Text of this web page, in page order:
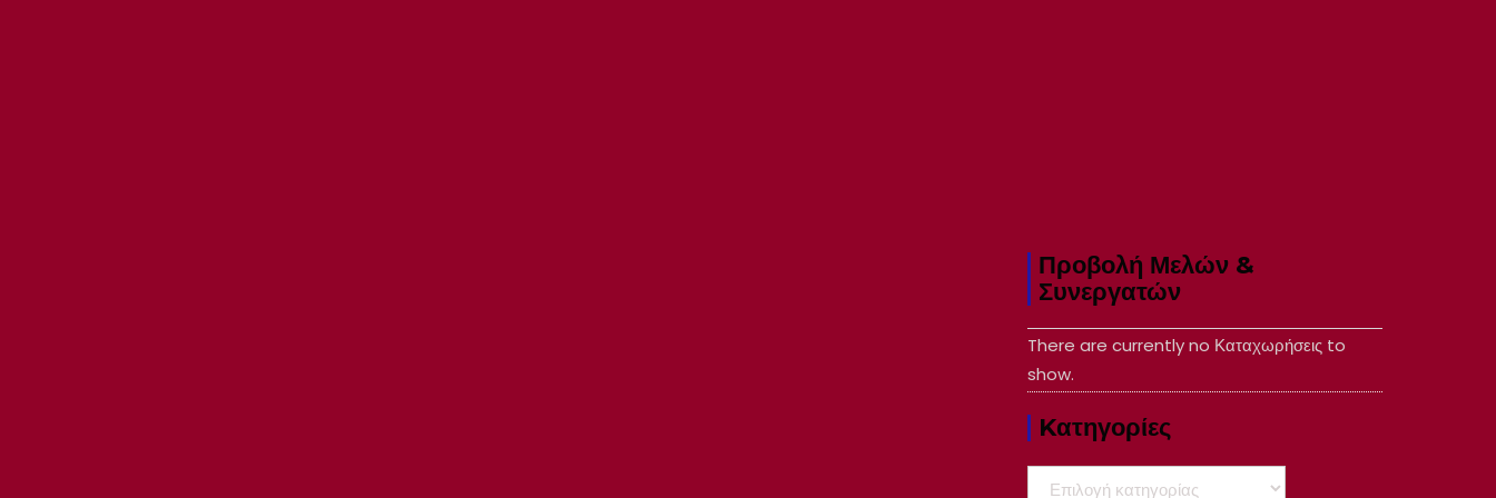
Προβολή Μελών &
Συνεργατών
There are currently no Καταχωρήσεις to
show.
Kατηγορίες
Kατηγορίες